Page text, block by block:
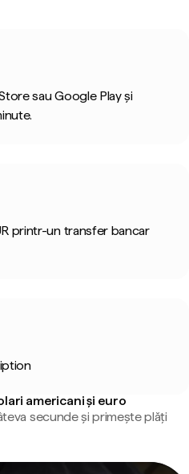
sau Google Play și
printr-un transfer bancar
americani și euro
secunde și primește plăți